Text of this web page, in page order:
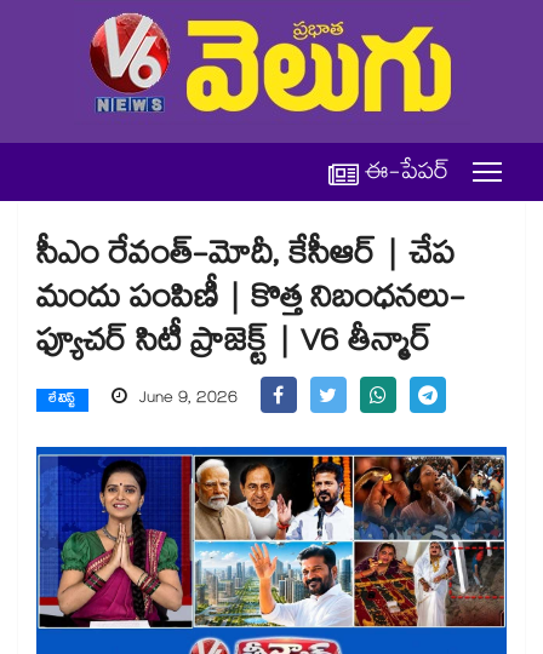
ఈ-పేపర్
సీఎం రేవంత్-మోదీ, కేసీఆర్ | చేప
మందు పంపిణీ | కొత్త నిబంధనలు-
ఫ్యూచర్ సిటీ ప్రాజెక్ట్ | V6 తీన్మార్
లేటెస్ట్ June 9, 2026